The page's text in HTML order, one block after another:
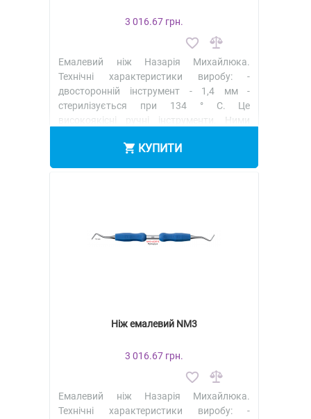
3 016.67 грн.
Емалевий ніж Назарія Михайлюка.
Технічні характеристики виробу: -
двосторонній інструмент - 1,4 мм -
стерилізується при 134 ° C. Це
високоякісні ручні інструменти. Ними
КУПИТИ
Ніж емалевий NM3
3 016.67 грн.
Емалевий ніж Назарія Михайлюка.
Технічні характеристики виробу: -